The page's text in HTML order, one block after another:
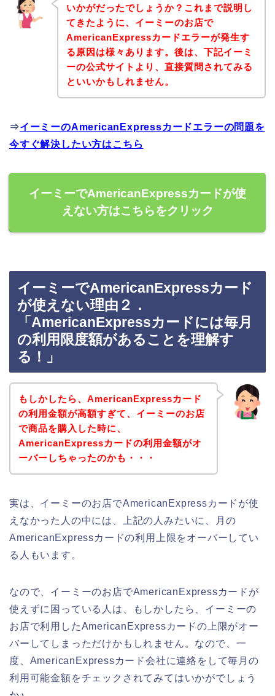
いかがだったでしょうか？これまで説明し
てきたように、イーミーのお店で
AmericanExpressカードエラーが発生す
る原因は様々あります。後は、下記イーミ
ーの公式サイトより、直接質問されてみる
といいかもしれません。
⇒イーミーのAmericanExpressカードエラーの問題を
今すぐ解決したい方はこちら
イーミーでAmericanExpressカードが使
えない方はこちらをクリック
イーミーでAmericanExpressカード
が使えない理由２．
「AmericanExpressカードには毎月
の利用限度額があることを理解す
る！」
もしかしたら、AmericanExpressカード
の利用金額が高額すぎて、イーミーのお店
で商品を購入した時に、
AmericanExpressカードの利用金額がオ
ーバーしちゃったのかも・・・
実は、イーミーのお店でAmericanExpressカードが使
えなかった人の中には、上記の人みたいに、月の
AmericanExpressカードの利用上限をオーバーしてい
る人もいます。
なので、イーミーのお店でAmericanExpressカードが
使えずに困っている人は、もしかしたら、イーミーの
お店で利用したAmericanExpressカードの上限がオー
バーしてしまっただけかもしれません。なので、一
度、AmericanExpressカード会社に連絡をして毎月の
利用可能金額をチェックされてみてはいかがでしょう